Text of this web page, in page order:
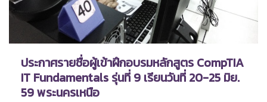
ประกาศรายชื่อผู้เข้าฝึกอบรมหลักสูตร CompTIA
IT Fundamentals รุ่นที่ 9 เรียนวันที่ 20-25 มิย.
59 พระนครเหนือ